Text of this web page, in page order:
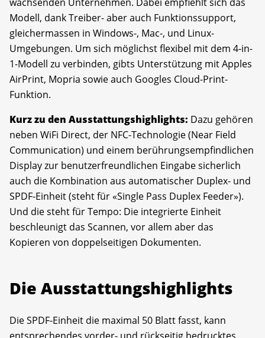
Modell, dank Treiber- aber auch Funktionssupport,
gleichermassen in Windows-, Mac-, und Linux-
Umgebungen. Um sich möglichst flexibel mit dem 4-in-
1-Modell zu verbinden, gibts Unterstützung mit Apples
AirPrint, Mopria sowie auch Googles Cloud-Print-
Funktion.
Kurz zu den Ausstattungshighlights: Dazu gehören
neben WiFi Direct, der NFC-Technologie (Near Field
Communication) und einem berührungsempfindlichen
Display zur benutzerfreundlichen Eingabe sicherlich
auch die Kombination aus automatischer Duplex- und
SPDF-Einheit (steht für «Single Pass Duplex Feeder»).
Und die steht für Tempo: Die integrierte Einheit
beschleunigt das Scannen, vor allem aber das
Kopieren von doppelseitigen Dokumenten.
Die Ausstattungshighlights
Die SPDF-Einheit die maximal 50 Blatt fasst, kann